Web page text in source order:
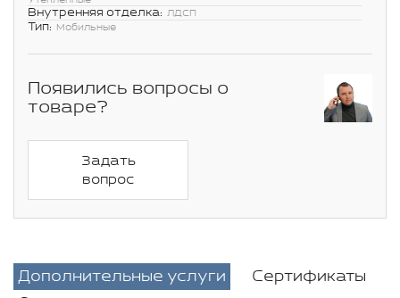
Внутренняя отделка: ЛДСП
Тип: Мобильные
Появились вопросы о
товаре?
Задать
вопрос
Дополнительные услуги
Сертификаты